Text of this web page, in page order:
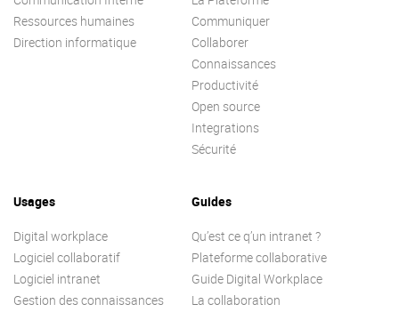
Ressources humaines
Direction informatique
Communiquer
Collaborer
Connaissances
Productivité
Open source
Integrations
Sécurité
Usages
Digital workplace
Logiciel collaboratif
Logiciel intranet
Gestion des connaissances
Guides
Qu’est ce q’un intranet ?
Plateforme collaborative
Guide Digital Workplace
La collaboration